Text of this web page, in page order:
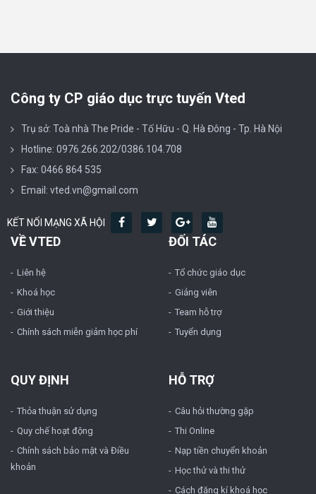
Công ty CP giáo dục trực tuyến Vted
Trụ sở: Toà nhà The Pride - Tố Hữu - Q. Hà Đông - Tp. Hà Nội
Hotline: 0976.266.202/0386.104.708
Fax: 0466 864 535
Email: vted.vn@gmail.com
KẾT NỐI MẠNG XÃ HỘI
VỀ VTED
Liên hệ
Khoá học
Giới thiệu
Chính sách miễn giảm học phí
ĐỐI TÁC
Tổ chức giáo dục
Giảng viên
Team hỗ trợ
Tuyển dụng
QUY ĐỊNH
Thỏa thuận sử dụng
Quy chế hoạt động
Chính sách bảo mật và Điều
khoản
HỖ TRỢ
Câu hỏi thường gặp
Thi Online
Nạp tiền chuyển khoản
Học thử và thi thử
Cách đăng kí khoá học